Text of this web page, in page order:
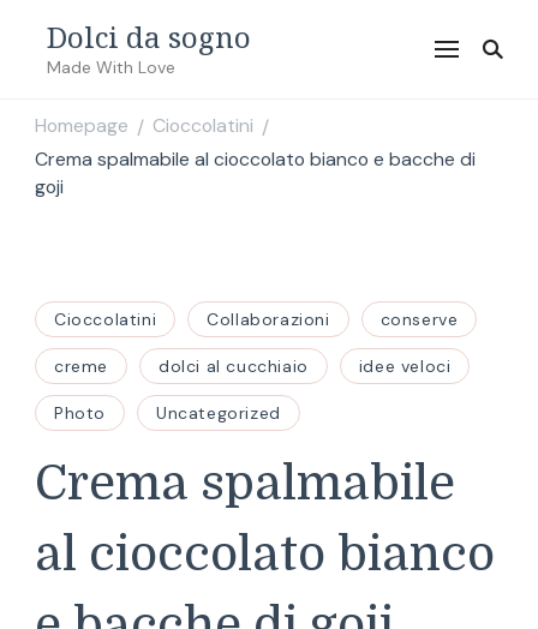
Dolci da sogno
Made With Love
Homepage / Cioccolatini /
Crema spalmabile al cioccolato bianco e bacche di
goji
Cioccolatini Collaborazioni conserve
creme dolci al cucchiaio idee veloci
Photo Uncategorized
Crema spalmabile
al cioccolato bianco